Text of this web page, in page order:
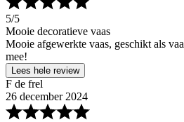
5/5
Mooie decoratieve vaas
Mooie afgewerkte vaas, geschikt als
mee!
Lees hele review
F de frel
26 december 2024